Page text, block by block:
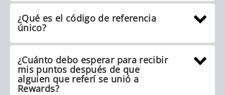
¿Qué es el código de referencia
único?
¿Cuánto debo esperar para recibir
mis puntos después de que
alguien que referí se unió a
Rewards?